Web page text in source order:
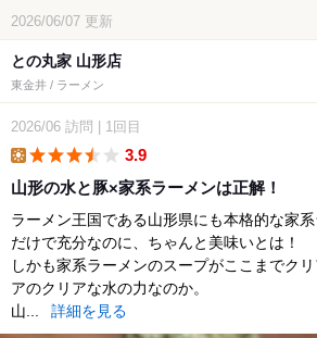
2026/06/07 更新
との丸家 山形店
東金井 / ラーメン
2026/06 訪問 1回目
3.9
山形の水と豚×家系ラーメンは正解！
ラーメン王国である山形県にも本格的な家
だけで充分なのに、ちゃんと美味いとは！
しかも家系ラーメンのスープがここまでク
アのクリアな水の力なのか。
山...
詳細を見る